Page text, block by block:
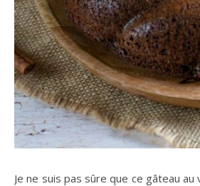
Je ne suis pas sûre que ce gâteau au vin rouge soit typique